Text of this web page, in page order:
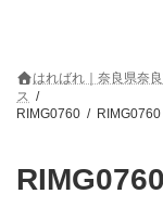
はればれ｜奈良県奈
ス
RIMG0760
RIMG0760
RIMG0760